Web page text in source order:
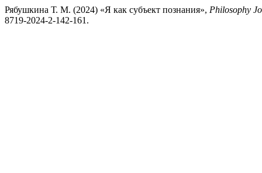
Рябушкина Т. М. (2024) «Я как субъект познания», Philosophy
8719-2024-2-142-161.